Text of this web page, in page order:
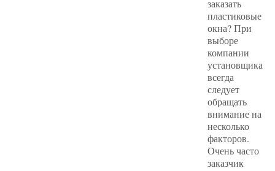
заказать
пластиковые
окна? При
выборе
компании
установщика
всегда
следует
обращать
внимание на
несколько
факторов.
Очень часто
заказчик